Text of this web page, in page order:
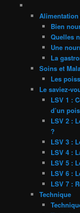
Bien
Quelles
Une
La
Soins et
Les
Le saviez-
LSV 1 :
d’un
LSV 2 :
?
LSV 3 :
LSV 4 :
LSV 5 :
LSV 6 :
LSV 7 :
Technique